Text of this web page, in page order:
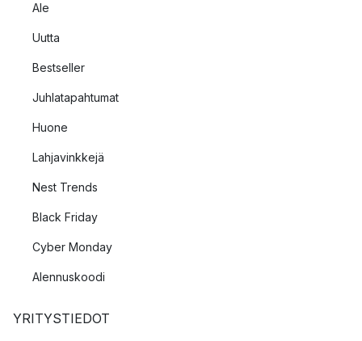
Ale
Uutta
Bestseller
Juhlatapahtumat
Huone
Lahjavinkkejä
Nest Trends
Black Friday
Cyber Monday
Alennuskoodi
YRITYSTIEDOT